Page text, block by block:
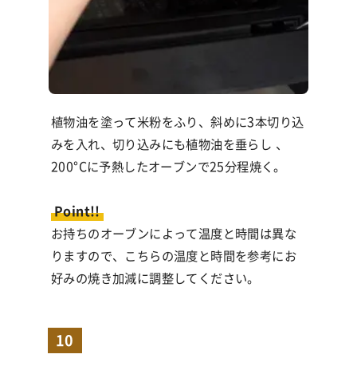
植物油を塗って米粉をふり、斜めに3本切り込
みを入れ、切り込みにも植物油を垂らし 、
200°Cに予熱したオーブンで25分程焼く。
Point!!
お持ちのオーブンによって温度と時間は異な
りますので、こちらの温度と時間を参考にお
好みの焼き加減に調整してください。
10